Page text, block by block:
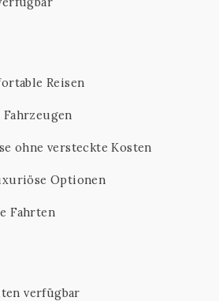
Reisen
ohne versteckte Kosten
Optionen
Fahrten
verfügbar